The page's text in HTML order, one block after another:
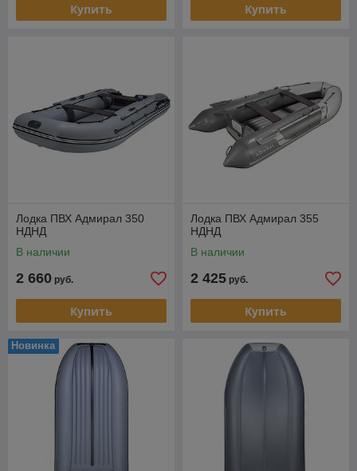
Купить Купить
Лодка ПВХ Адмирал 350
НДНД
В наличии
2 660 руб.
Купить
Лодка ПВХ Адмирал 355
НДНД
В наличии
2 425 руб.
Купить
Новинка